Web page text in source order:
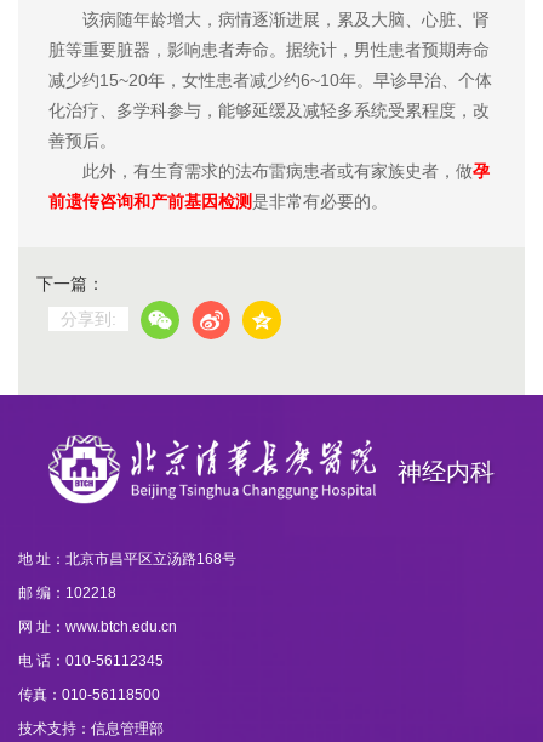
该病随年龄增大，病情逐渐进展，累及大脑、心脏、肾
脏等重要脏器，影响患者寿命。据统计，男性患者预期寿命
减少约15~20年，女性患者减少约6~10年。早诊早治、个体
化治疗、多学科参与，能够延缓及减轻多系统受累程度，改
善预后。
此外，有生育需求的法布雷病患者或有家族史者，做孕
前遗传咨询和产前基因检测是非常有必要的。
下一篇：
分享到:
神经内科
地 址：北京市昌平区立汤路168号
邮 编：102218
网 址：www.btch.edu.cn
电 话：010-56112345
传真：010-56118500
技术支持：信息管理部